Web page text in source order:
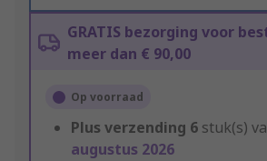
GRATIS bezorging voor
meer dan € 90,00
Op voorraad
Plus verzending 6 stuk(s)
augustus 2026